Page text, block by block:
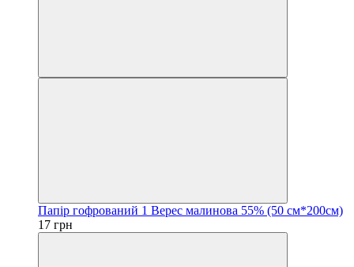
Папір гофрований 1 Верес малинова 55% (50 см*200см)
17 грн